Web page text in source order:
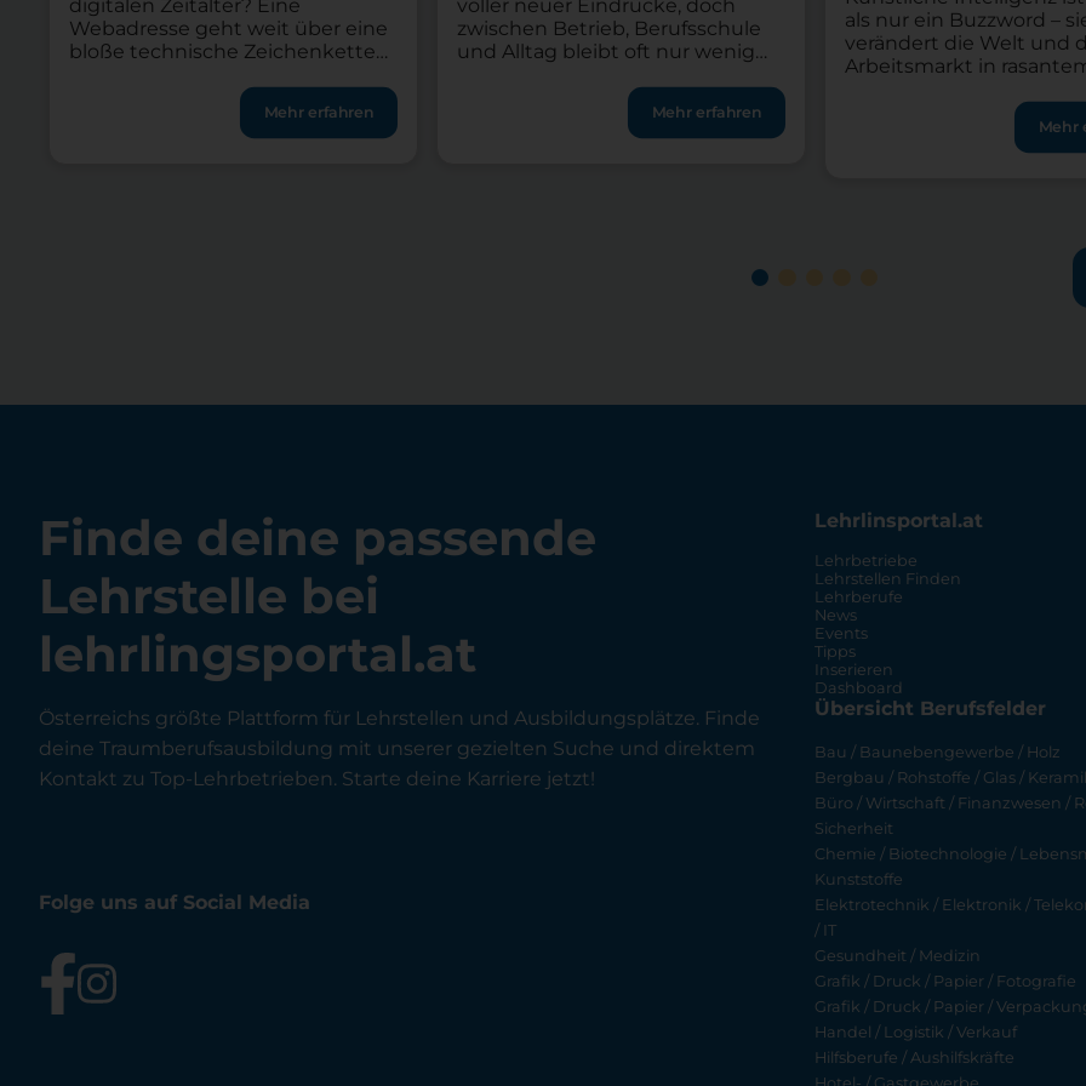
digitalen Zeitalter? Eine
Webadresse geht weit über eine
bloße technische Zeichenkette
Erkennungszeichen,
Vertrauensanker und erster
Kontaktpunkt zu digitalen
Mehr erfahren
voller neuer Eindrücke, doch
zwischen Betrieb, Berufsschule
und Alltag bleibt oft nur wenig
Tage gehören für viele Lehrlinge
einfach dazu, vor allem dann,
wenn Prüfungen anstehen, das
Mehr erfahren
als nur ein Buzzword –
verändert die Welt und
Arbeitsmarkt in
Science-Fiction klangen,
heute Realität. Für dich
Berufseinsteiger
einen 08/15-Lebenslauf.
Mehr
Finde deine passende
Lehrstelle bei
lehrlingsportal.at
Österreichs größte Plattform für Lehrstellen und Ausbildungsplätze. Finde
deine Traumberufsausbildung mit unserer gezielten Suche und direktem
Kontakt zu Top-Lehrbetrieben. Starte deine Karriere jetzt!
Folge uns auf Social Media
Lehrlinsportal.at
Lehrbetriebe
Lehrstellen Finden
Lehrberufe
News
Events
Tipps
Inserieren
Dashboard
Übersicht Berufsfelder
Bau / Baunebengewerbe / Holz
Bergbau / Rohstoffe / Glas /
Büro / Wirtschaft / Finanzwesen /
Sicherheit
Chemie / Biotechnologie /
Kunststoffe
Elektrotechnik / Elektronik /
/ IT
Gesundheit / Medizin
Grafik / Druck / Papier / Fotografie
Grafik / Druck / Papier /
Handel / Logistik / Verkauf
Hilfsberufe / Aushilfskräfte